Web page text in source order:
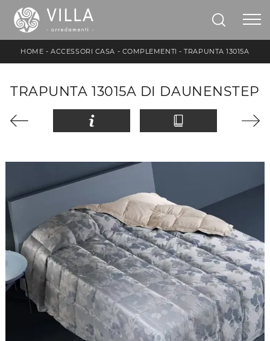
HOME -ACCESSORI CASA - COMPLEMENTI -TRAPUNTA 13015A
TRAPUNTA 13015A DI DAUNENSTEP